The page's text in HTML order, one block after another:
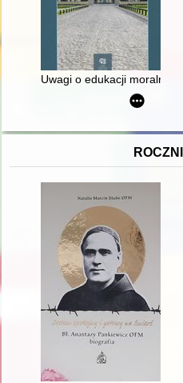
Uwagi o edukacji moralnej